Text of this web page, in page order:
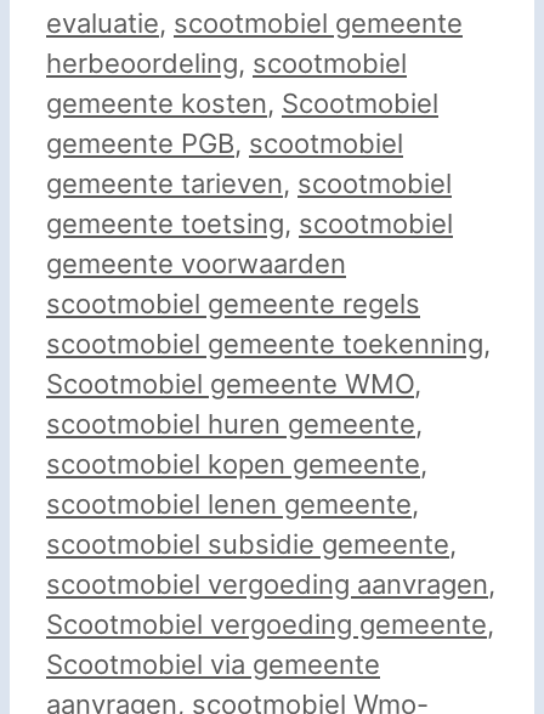
evaluatie, scootmobiel gemeente
herbeoordeling, scootmobiel
gemeente kosten, Scootmobiel
gemeente PGB, scootmobiel
gemeente tarieven, scootmobiel
gemeente toetsing, scootmobiel
gemeente voorwaarden
scootmobiel gemeente regels
scootmobiel gemeente toekenning,
Scootmobiel gemeente WMO,
scootmobiel huren gemeente,
scootmobiel kopen gemeente,
scootmobiel lenen gemeente,
scootmobiel subsidie gemeente,
scootmobiel vergoeding aanvragen,
Scootmobiel vergoeding gemeente,
Scootmobiel via gemeente
aanvragen, scootmobiel Wmo-